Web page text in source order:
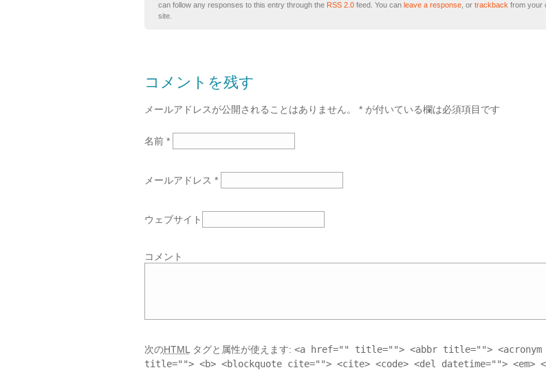
can follow any responses to this entry through the RSS 2.0feed. You can leave a response, or trackback from your
site.
コメントを残す
メールアドレスが公開されることはありません。 *が付いている欄は必須項目です
名前 *
メールアドレス *
ウェブサイト
コメント
次のHTML タグと属性が使えます: <a href="" title=""> <abbr title=""> <acronym
title=""> <b> <blockquote cite=""> <cite> <code> <del datetime=""> <em>